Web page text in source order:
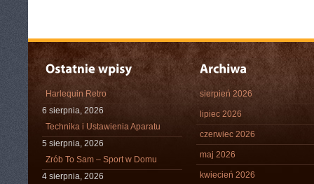
Harlequin Retro
6 sierpnia, 2026
Technika i Ustawienia Aparatu
5 sierpnia, 2026
Zrób To Sam – Sport w Domu
4 sierpnia, 2026
sierpień 2026
lipiec 2026
czerwiec 2026
maj 2026
kwiecień 2026